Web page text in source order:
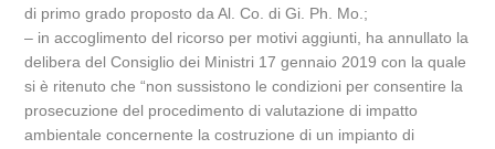
di primo grado proposto da Al. Co. di Gi. Ph. Mo.;
– in accoglimento del ricorso per motivi aggiunti, ha annullato la
delibera del Consiglio dei Ministri 17 gennaio 2019 con la quale
si è ritenuto che “non sussistono le condizioni per consentire la
prosecuzione del procedimento di valutazione di impatto
ambientale concernente la costruzione di un impianto di